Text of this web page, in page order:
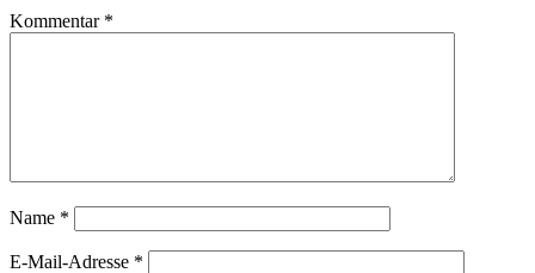
Kommentar *
Name *
E-Mail-Adresse *